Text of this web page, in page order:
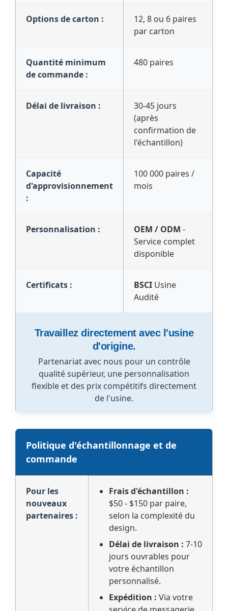
Options de carton :
12, 8 ou 6 paires
par carton
Quantité minimum
de commande :
480 paires
Délai de livraison :
30-45 jours
(après
confirmation de
l'échantillon)
Capacité
d'approvisionnement
:
100 000 paires /
mois
Personnalisation : OEM / ODM -
Service complet
disponible
Certificats : BSCI Usine
Audité
Travaillez directement avec l'usine
d'origine.
Partenariat avec nous pour un contrôle
qualité supérieur, une personnalisation
flexible et des prix compétitifs directement
de l'usine.
Politique d'échantillonnage et de
commande
Pour les
nouveaux
partenaires :
Frais d'échantillon :
$50 - $150 par paire,
selon la complexité du
design.
Délai de livraison : 7-10
jours ouvrables pour
votre échantillon
personnalisé.
Expédition : Via votre